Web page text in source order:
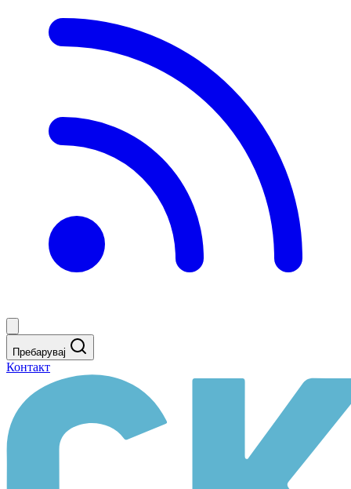
Пребарувај
Контакт